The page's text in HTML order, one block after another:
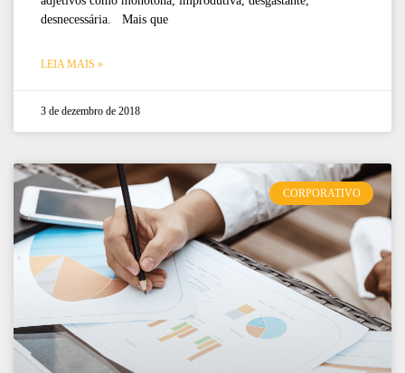
desnecessária. Mais que
LEIA MAIS »
3 de dezembro de 2018
CORPORATIVO